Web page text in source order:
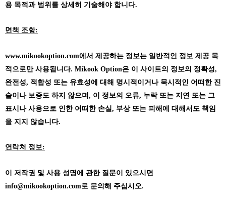
용 목적과 범위를 상세히 기술해야 합니다.
면책 조항:
www.mikookoption.com에서 제공하는 정보는 일반적인 정보 제공 목
적으로만 사용됩니다. Mikook Option은 이 사이트의 정보의 정확성,
완전성, 적합성 또는 유효성에 대해 명시적이거나 묵시적인 어떠한 진
술이나 보증도 하지 않으며, 이 정보의 오류, 누락 또는 지연 또는 그
표시나 사용으로 인한 어떠한 손실, 부상 또는 피해에 대해서도 책임
을 지지 않습니다.
연락처 정보:
이 저작권 및 사용 성명에 관한 질문이 있으시면
info@mikookoption.com로 문의해 주십시오.